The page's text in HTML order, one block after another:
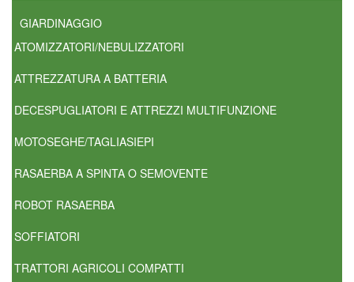
GIARDINAGGIO
ATOMIZZATORI/NEBULIZZATORI
ATTREZZATURA A BATTERIA
DECESPUGLIATORI E ATTREZZI MULTIFUNZIONE
MOTOSEGHE/TAGLIASIEPI
RASAERBA A SPINTA O SEMOVENTE
ROBOT RASAERBA
SOFFIATORI
TRATTORI AGRICOLI COMPATTI